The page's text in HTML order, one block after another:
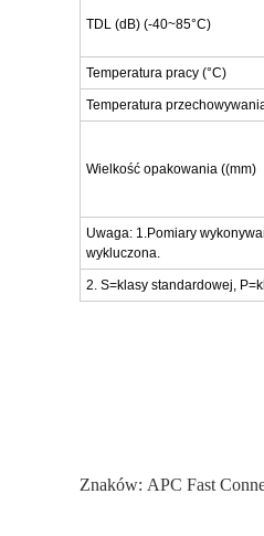
TDL (dB) (-40~85°C)
Temperatura pracy (°C)
Temperatura
Wielkość opakowania ((mm)
Uwaga: 1.Pomiary
wykluczona.
2. S=klasy standardowej,
Znaków: APC Fast